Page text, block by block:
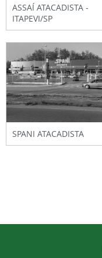
ASSAÍ ATACADISTA -
ITAPEVI/SP
SPANI ATACADISTA